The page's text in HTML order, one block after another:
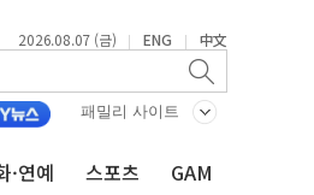
2026.08.07 (금) | ENG | 中文
패밀리 사이트
·연예 스포츠 GAM